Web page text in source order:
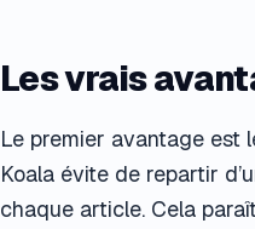
Les vrais
Le premier avantage est
Koala évite de repartir
chaque article. Cela